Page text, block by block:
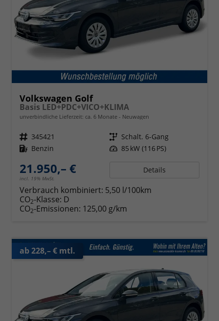
Volkswagen Golf
Basis LED+PDC+VICO+KLIMA
unverbindliche Lieferzeit: ca. 6 Monate Neuwagen
Fahrzeugnr. 345421 Getriebe Schalt. 6-Gang
Kraftstoff Benzin Leistung 85 kW (116 PS)
21.950,– €
incl. 19% MwSt.
Details
Verbrauch kombiniert: 5,50 l/100km
CO2-Klasse: D
CO2-Emissionen: 125,00 g/km
ab 228,– € mtl.